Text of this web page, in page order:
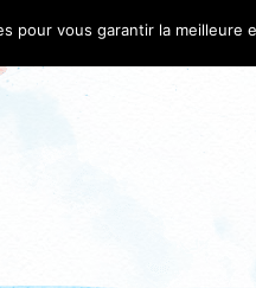
pour vous garantir la